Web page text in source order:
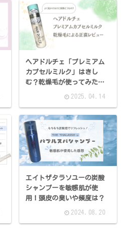
ヘアドルチェ「プレミアム
カプセルミルク」はきし
む？乾燥毛が使ってみた正
2025.04.14
エイトザタラソユーの炭酸
シャンプーを敏感肌が使
用！頭皮の臭いや頻度は？
2024.08.20